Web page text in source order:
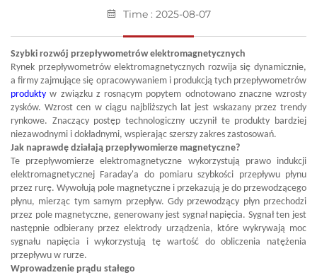
Time : 2025-08-07
Szybki rozwój przepływometrów elektromagnetycznych
Rynek przepływometrów elektromagnetycznych rozwija się dynamicznie,
a firmy zajmujące się opracowywaniem i produkcją tych przepływometrów
produktyw związku z rosnącym popytem odnotowano znaczne wzrosty
zysków. Wzrost cen w ciągu najbliższych lat jest wskazany przez trendy
rynkowe. Znaczący postęp technologiczny uczynił te produkty bardziej
niezawodnymi i dokładnymi, wspierając szerszy zakres zastosowań.
Jak naprawdę działają przepływomierze magnetyczne?
Te przepływomierze elektromagnetyczne wykorzystują prawo indukcji
elektromagnetycznej Faraday'a do pomiaru szybkości przepływu płynu
przez rurę. Wywołują pole magnetyczne i przekazują je do przewodzącego
płynu, mierząc tym samym przepływ. Gdy przewodzący płyn przechodzi
przez pole magnetyczne, generowany jest sygnał napięcia. Sygnał ten jest
następnie odbierany przez elektrody urządzenia, które wykrywają moc
sygnału napięcia i wykorzystują tę wartość do obliczenia natężenia
przepływu w rurze.
Wprowadzenie prądu stałego